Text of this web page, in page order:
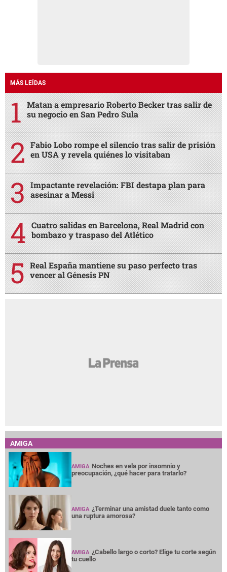
MÁS LEÍDAS
Matan a empresario Roberto Becker tras salir de
su negocio en San Pedro Sula
Fabio Lobo rompe el silencio tras salir de prisión
en USA y revela quiénes lo visitaban
Impactante revelación: FBI destapa plan para
asesinar a Messi
Cuatro salidas en Barcelona, Real Madrid con
bombazo y traspaso del Atlético
Real España mantiene su paso perfecto tras
vencer al Génesis PN
AMIGA
AMIGA Noches en vela por insomnio y
preocupación, ¿qué hacer para tratarlo?
AMIGA ¿Terminar una amistad duele tanto como
una ruptura amorosa?
AMIGA ¿Cabello largo o corto? Elige tu corte según
tu cuello